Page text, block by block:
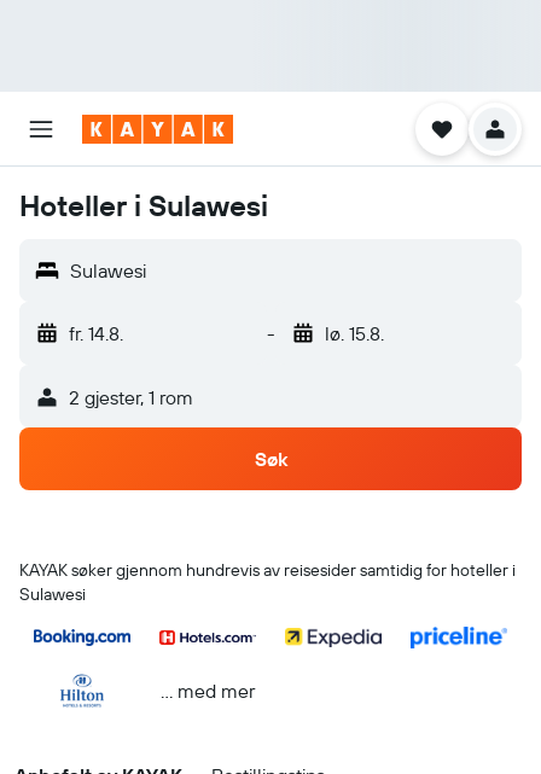
Hoteller i Sulawesi
Sulawesi
fr. 14.8. - lø. 15.8.
2 gjester, 1 rom
Søk
KAYAK søker gjennom hundrevis av reisesider samtidig for hoteller i
Sulawesi
… med mer